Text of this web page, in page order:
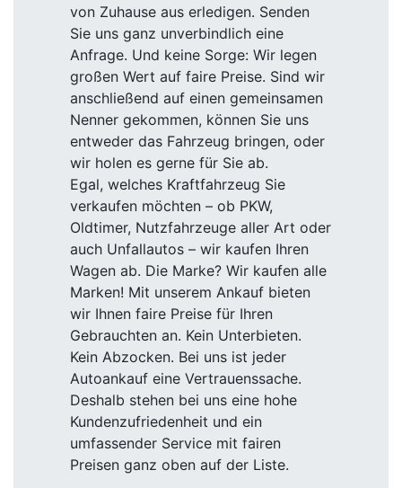
von Zuhause aus erledigen. Senden
Sie uns ganz unverbindlich eine
Anfrage. Und keine Sorge: Wir legen
großen Wert auf faire Preise. Sind wir
anschließend auf einen gemeinsamen
Nenner gekommen, können Sie uns
entweder das Fahrzeug bringen, oder
wir holen es gerne für Sie ab.
Egal, welches Kraftfahrzeug Sie
verkaufen möchten – ob PKW,
Oldtimer, Nutzfahrzeuge aller Art oder
auch Unfallautos – wir kaufen Ihren
Wagen ab. Die Marke? Wir kaufen alle
Marken! Mit unserem Ankauf bieten
wir Ihnen faire Preise für Ihren
Gebrauchten an. Kein Unterbieten.
Kein Abzocken. Bei uns ist jeder
Autoankauf eine Vertrauenssache.
Deshalb stehen bei uns eine hohe
Kundenzufriedenheit und ein
umfassender Service mit fairen
Preisen ganz oben auf der Liste.